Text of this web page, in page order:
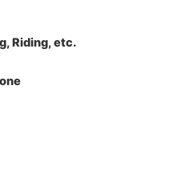
Riding, etc.